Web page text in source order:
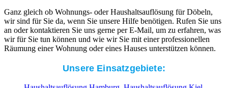
Ganz gleich ob Wohnungs- oder Haushaltsauflösung für Döbeln,
wir sind für Sie da, wenn Sie unsere Hilfe benötigen. Rufen Sie uns
an oder kontaktieren Sie uns gerne per E-Mail, um zu erfahren, was
wir für Sie tun können und wie wir Sie mit einer professionellen
Räumung einer Wohnung oder eines Hauses unterstützen können.
Unsere Einsatzgebiete: